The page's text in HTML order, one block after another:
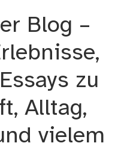
Blog –
zu
Alltag,
vielem